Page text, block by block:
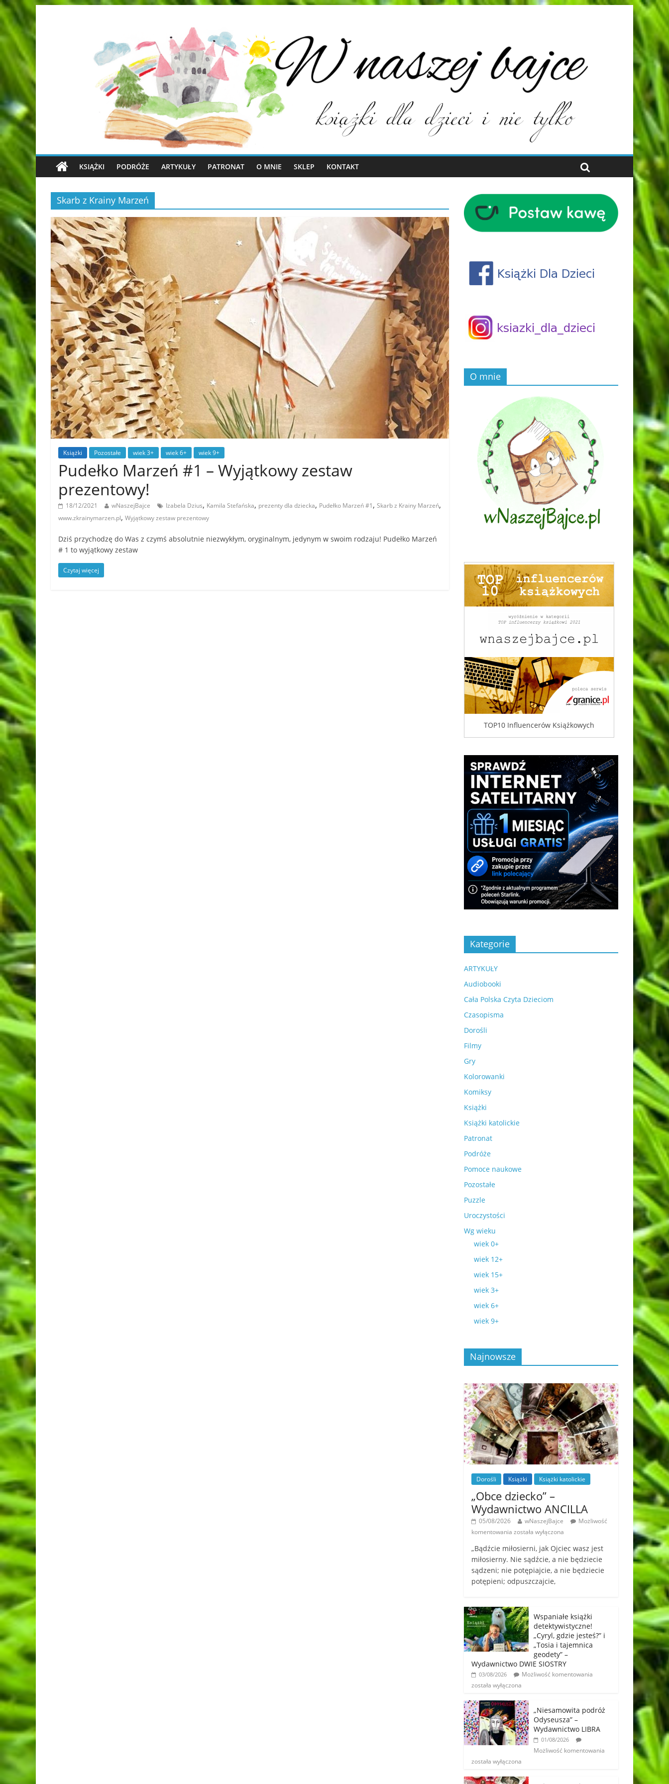
KSIĄŻKI PODRÓŻE ARTYKUŁY PATRONAT O MNIE SKLEP KONTAKT
Skarb z Krainy Marzeń
Książki Pozostałe wiek 3+ wiek 6+ wiek 9+
Pudełko Marzeń #1 – Wyjątkowy zestaw
prezentowy!
18/12/2021 wNaszejBajce Izabela Dzius, Kamila Stefańska, prezenty dla dziecka, Pudełko Marzeń #1 , Skarb z Krainy Marzeń,
www.zkrainymarzen.pl, Wyjątkowy zestaw prezentowy
Dziś przychodzę do Was z czymś absolutnie niezwykłym, oryginalnym, jedynym w swoim rodzaju! Pudełko Marzeń
# 1 to wyjątkowy zestaw
Czytaj więcej
O mnie
TOP10 Influencerów Książkowych
Kategorie
ARTYKUŁY
Audiobooki
Cała Polska Czyta Dzieciom
Czasopisma
Dorośli
Filmy
Gry
Kolorowanki
Komiksy
Książki
Książki katolickie
Patronat
Podróże
Pomoce naukowe
Pozostałe
Puzzle
Uroczystości
Wg wieku
wiek 0+
wiek 12+
wiek 15+
wiek 3+
wiek 6+
wiek 9+
Najnowsze
Dorośli Książki Książki katolickie
„Obce dziecko” –
Wydawnictwo ANCILLA
05/08/2026 wNaszejBajce
Możliwość
komentowania została wyłączona
„Bądźcie miłosierni, jak Ojciec wasz jest
miłosierny. Nie sądźcie, a nie będziecie
sądzeni; nie potępiajcie, a nie będziecie
potępieni; odpuszczajcie,
Wspaniałe książki
detektywistyczne!
„Cyryl, gdzie jesteś?” i
„Tosia i tajemnica
geodety” –
Wydawnictwo DWIE SIOSTRY
03/08/2026
Możliwość komentowania
została wyłączona
„Niesamowita podróż
Odyseusza” –
Wydawnictwo LIBRA
01/08/2026
Możliwość komentowania
została wyłączona